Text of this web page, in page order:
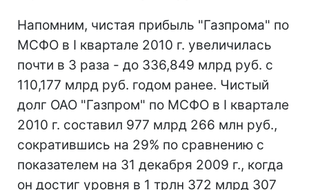
Напомним, чистая прибыль "Газпрома" по
МСФО в I квартале 2010 г. увеличилась
почти в 3 раза - до 336,849 млрд руб. с
110,177 млрд руб. годом ранее. Чистый
долг ОАО "Газпром" по МСФО в I квартале
2010 г. составил 977 млрд 266 млн руб.,
сократившись на 29% по сравнению с
показателем на 31 декабря 2009 г., когда
он достиг уровня в 1 трлн 372 млрд 307